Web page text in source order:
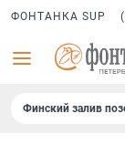
ФОНТАНКА SUP
Финский залив